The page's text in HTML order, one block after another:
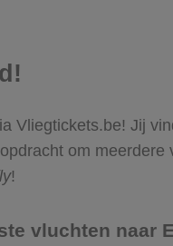
Vliegtickets.be! Jij
om
!
vluchten naar